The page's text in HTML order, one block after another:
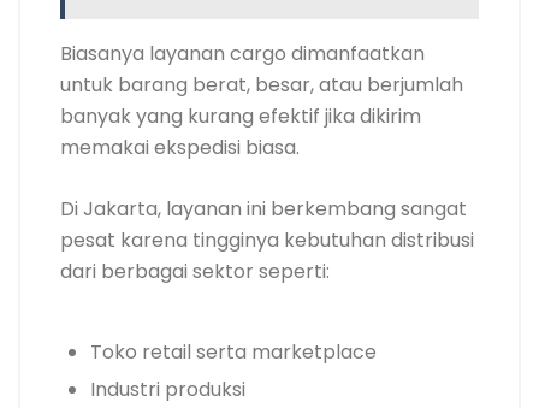
Biasanya layanan cargo dimanfaatkan
untuk barang berat, besar, atau berjumlah
banyak yang kurang efektif jika dikirim
memakai ekspedisi biasa.
Di Jakarta, layanan ini berkembang sangat
pesat karena tingginya kebutuhan distribusi
dari berbagai sektor seperti:
Toko retail serta marketplace
Industri produksi